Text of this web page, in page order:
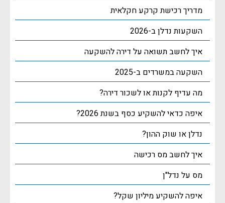
מדריך רכישת קרקע חקלאית
השקעות נדלן ב-2026
איך לחשב תשואה על דירה להשקעה
השקעה במשרדים ב-2025
מה עדיף לקנות או לשכור דירה?
איפה כדאי להשקיע כסף בשנת 2026?
נדלן או שוק ההון?
איך לחשב מס רכישה
מס על נדל"ן
איפה להשקיע מיליון שקל?